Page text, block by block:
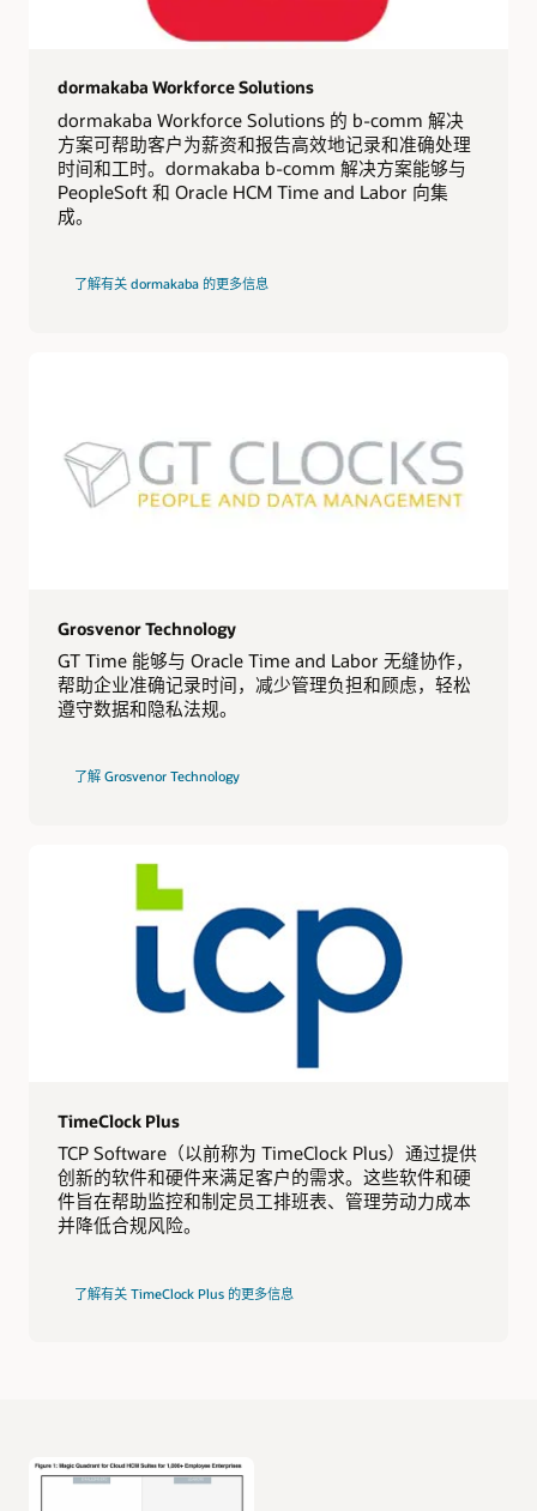
dormakaba Workforce Solutions
dormakaba Workforce Solutions 的 b-comm 解决
方案可帮助客户为薪资和报告高效地记录和准确处理
时间和工时。dormakaba b-comm 解决方案能够与
PeopleSoft 和 Oracle HCM Time and Labor 向集
成。
了解有关 dormakaba 的更多信息
Grosvenor Technology
GT Time 能够与 Oracle Time and Labor 无缝协作，
帮助企业准确记录时间，减少管理负担和顾虑，轻松
遵守数据和隐私法规。
了解 Grosvenor Technology
TimeClock Plus
TCP Software（以前称为 TimeClock Plus）通过提供
创新的软件和硬件来满足客户的需求。这些软件和硬
件旨在帮助监控和制定员工排班表、管理劳动力成本
并降低合规风险。
了解有关 TimeClock Plus 的更多信息